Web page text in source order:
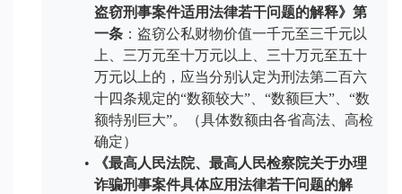
盗窃刑事案件适用法律若干问题的解释》第
一条 ：盗窃公私财物价值一千元至三千元以
上、三万元至十万元以上、三十万元至五十
万元以上的，应当分别认定为刑法第二百六
十四条规定的“数额较大”、“数额巨大”、“数
额特别巨大”。（具体数额由各省高法、高检
确定）
《最高人民法院、最高人民检察院关于办理
诈骗刑事案件具体应用法律若干问题的解